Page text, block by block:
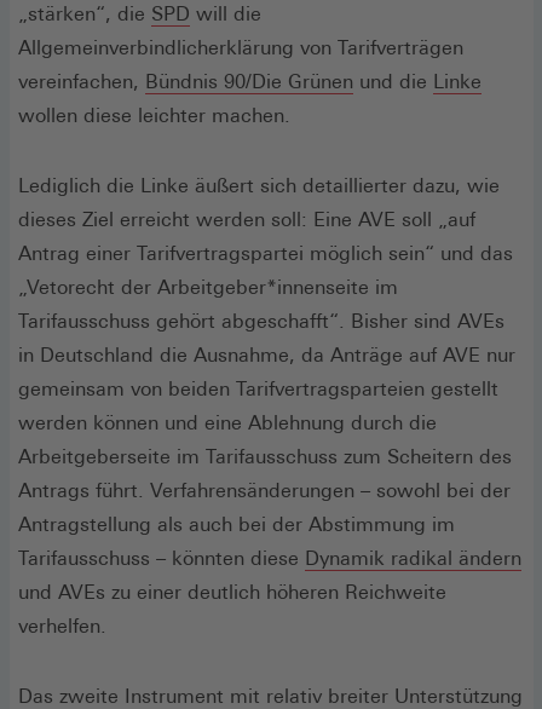
in
einem
neuen
Fenster)
„stärken“, die SPD (Öffnet
in
einem
neuen
will die
Allgemeinverbindlicherklärung von Tarifverträgen
vereinfachen, Bündnis 90/Die Grünen (Öffnet
neuen
Fenster)
und die Linke
neuen
wollen diese leichter machen.
Lediglich die Linke äußert sich detaillierter dazu, wie
dieses Ziel erreicht werden soll: Eine AVE soll „auf
Antrag einer Tarifvertragspartei möglich sein“ und das
„Vetorecht der Arbeitgeber*innenseite im
Tarifausschuss gehört abgeschafft“. Bisher sind AVEs
in Deutschland die Ausnahme, da Anträge auf AVE nur
gemeinsam von beiden Tarifvertragsparteien gestellt
werden können und eine Ablehnung durch die
Arbeitgeberseite im Tarifausschuss zum Scheitern des
Antrags führt. Verfahrensänderungen – sowohl bei der
Antragstellung als auch bei der Abstimmung im
Tarifausschuss – könnten diese Dynamik radikal ändern
und AVEs zu einer deutlich höheren Reichweite
verhelfen.
Das zweite Instrument mit relativ breiter Unterstützung